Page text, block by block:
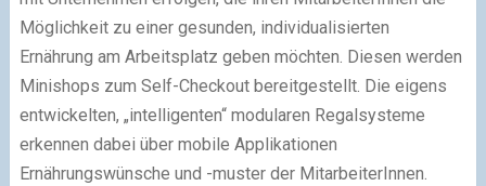
Möglichkeit zu einer gesunden, individualisierten
Ernährung am Arbeitsplatz geben möchten. Diesen werden
Minishops zum Self-Checkout bereitgestellt. Die eigens
entwickelten, „intelligenten“ modularen Regalsysteme
erkennen dabei über mobile Applikationen
Ernährungswünsche und -muster der MitarbeiterInnen.